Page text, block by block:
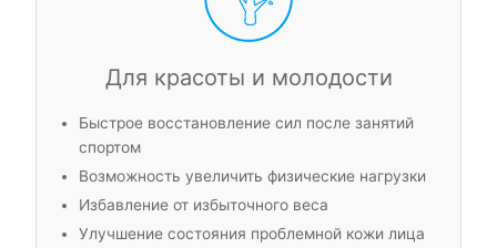
Для красоты и молодости
Быстрое восстановление сил после занятий
спортом
Возможность увеличить физические нагрузки
Избавление от избыточного веса
Улучшение состояния проблемной кожи лица